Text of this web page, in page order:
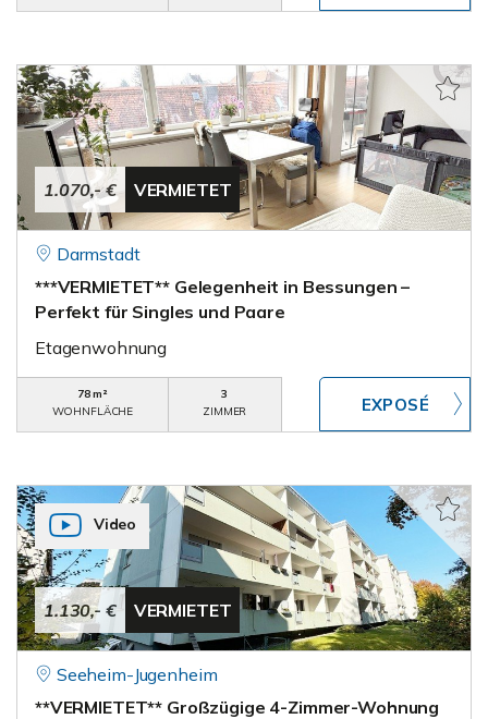
1.070,- € VERMIETET
Darmstadt
***VERMIETET** Gelegenheit in Bessungen –
Perfekt für Singles und Paare
Etagenwohnung
78 m²
WOHNFLÄCHE
3
ZIMMER
1.130,- € VERMIETET
Video
Seeheim-Jugenheim
**VERMIETET** Großzügige 4-Zimmer-Wohnung